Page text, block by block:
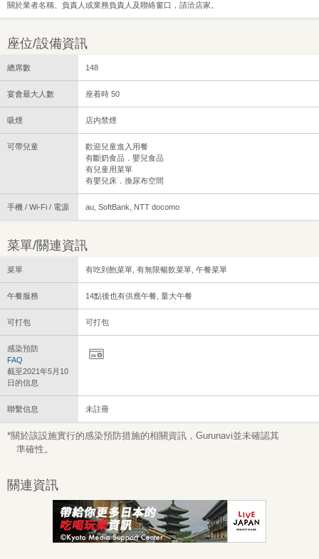
關於業者名稱、負責人或業務負責人及聯絡窗口，請洽店家。
座位/設備資訊
總席數 148
宴會最大人數 座着時 50
吸煙 店内禁煙
可帶兒童
歡迎兒童進入用餐
有斷奶食品．嬰兒食品
有兒童用菜單
有嬰兒床．換尿布空間
手機 / Wi-Fi / 電源 au, SoftBank, NTT docomo
菜單/關連資訊
菜單 有吃到飽菜單, 有無限暢飲菜單, 午餐菜單
午餐服務 14點後也有供應午餐, 量大午餐
可打包 可打包
感染預防
FAQ
截至2021年5月10
日的信息
聯繫信息 未註冊
*關於該設施實行的感染預防措施的相關資訊，Gurunavi並未確認其
準確性。
關連資訊